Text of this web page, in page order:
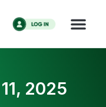
2025